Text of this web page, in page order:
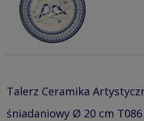
Talerz Ceramika
śniadaniowy Ø 20 cm